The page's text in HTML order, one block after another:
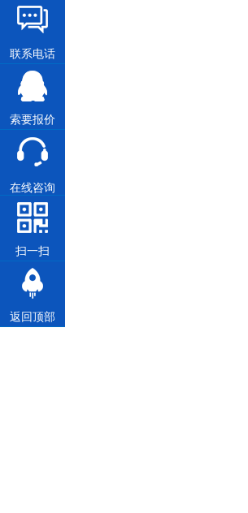
联系电话
索要报价
在线咨询
扫一扫
返回顶部